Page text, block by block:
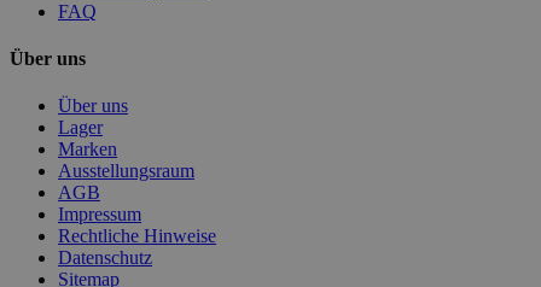
FAQ
Über uns
Über uns
Lager
Marken
Ausstellungsraum
AGB
Impressum
Rechtliche Hinweise
Datenschutz
Sitemap